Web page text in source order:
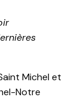
Michel et
Notre